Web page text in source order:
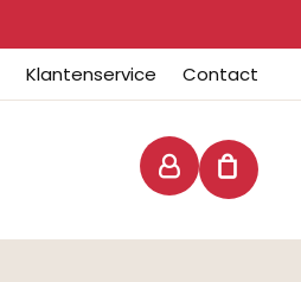
Klantenservice Contact